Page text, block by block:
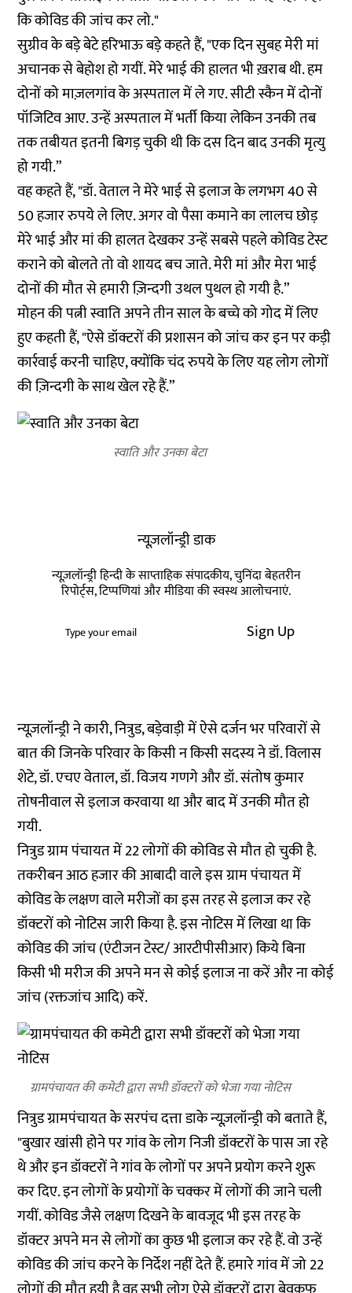
कि कोविड की जांच कर लो."
सुग्रीव के बड़े बेटे हरिभाऊ बड़े कहते हैं, "एक दिन सुबह मेरी मां
अचानक से बेहोश हो गयीं. मेरे भाई की हालत भी ख़राब थी. हम
दोनों को माज़लगांव के अस्पताल में ले गए. सीटी स्कैन में दोनों
पॉजिटिव आए. उन्हें अस्पताल में भर्ती किया लेकिन उनकी तब
तक तबीयत इतनी बिगड़ चुकी थी कि दस दिन बाद उनकी मृत्यु
हो गयी.”
वह कहते हैं, "डॉ. वेताल ने मेरे भाई से इलाज के लगभग 40 से
50 हजार रुपये ले लिए. अगर वो पैसा कमाने का लालच छोड़
मेरे भाई और मां की हालत देखकर उन्हें सबसे पहले कोविड टेस्ट
कराने को बोलते तो वो शायद बच जाते. मेरी मां और मेरा भाई
दोनों की मौत से हमारी ज़िन्दगी उथल पुथल हो गयी है.”
मोहन की पत्नी स्वाति अपने तीन साल के बच्चे को गोद में लिए
हुए कहती हैं, "ऐसे डॉक्टरों की प्रशासन को जांच कर इन पर कड़ी
कार्रवाई करनी चाहिए, क्योंकि चंद रुपये के लिए यह लोग लोगों
की ज़िन्दगी के साथ खेल रहे हैं.”
स्वाति और उनका बेटा
न्यूज़लॉन्ड्री डाक
न्यूज़लॉन्ड्री हिन्दी के साप्ताहिक संपादकीय, चुनिंदा बेहतरीन
रिपोर्ट्स, टिप्पणियां और मीडिया की स्वस्थ आलोचनाएं.
Sign Up
न्यूज़लॉन्ड्री ने कारी, नित्रुड, बड़ेवाड़ी में ऐसे दर्जन भर परिवारों से
बात की जिनके परिवार के किसी न किसी सदस्य ने डॉ. विलास
शेटे, डॉ. एचए वेताल, डॉ. विजय गणगे और डॉ. संतोष कुमार
तोषनीवाल से इलाज करवाया था और बाद में उनकी मौत हो
गयी.
नित्रुड ग्राम पंचायत में 22 लोगों की कोविड से मौत हो चुकी है.
तकरीबन आठ हजार की आबादी वाले इस ग्राम पंचायत में
कोविड के लक्षण वाले मरीजों का इस तरह से इलाज कर रहे
डॉक्टरों को नोटिस जारी किया है. इस नोटिस में लिखा था कि
कोविड की जांच (एंटीजन टेस्ट/ आरटीपीसीआर) किये बिना
किसी भी मरीज की अपने मन से कोई इलाज ना करें और ना कोई
जांच (रक्तजांच आदि) करें.
ग्रामपंचायत की कमेटी द्वारा सभी डॉक्टरों को भेजा गया नोटिस
नित्रुड ग्रामपंचायत के सरपंच दत्ता डाके न्यूज़लॉन्ड्री को बताते हैं,
"बुखार खांसी होने पर गांव के लोग निजी डॉक्टरों के पास जा रहे
थे और इन डॉक्टरों ने गांव के लोगों पर अपने प्रयोग करने शुरू
कर दिए. इन लोगों के प्रयोगों के चक्कर में लोगों की जाने चली
गयीं. कोविड जैसे लक्षण दिखने के बावजूद भी इस तरह के
डॉक्टर अपने मन से लोगों का कुछ भी इलाज कर रहे हैं. वो उन्हें
कोविड की जांच करने के निर्देश नहीं देते हैं. हमारे गांव में जो 22